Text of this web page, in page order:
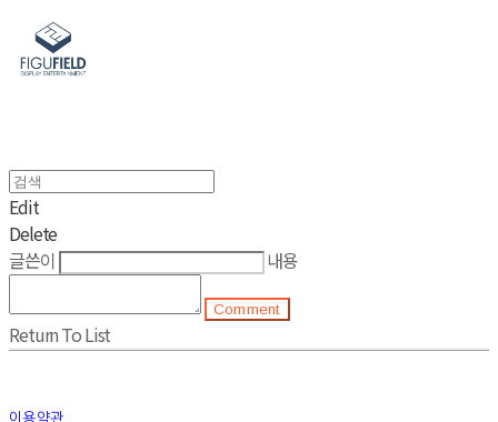
Edit
Delete
글쓴이
내용
Comment
Return To List
이용약관